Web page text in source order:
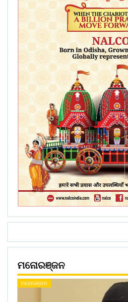
ମନୋରଞ୍ଜନ
ମନୋରଞ୍ଜନ